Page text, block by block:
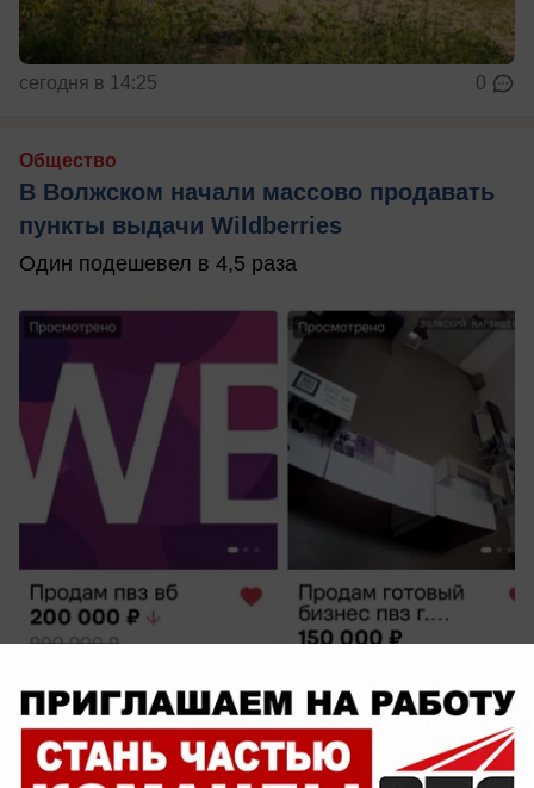
сегодня в 14:25 0
Общество
В Волжском начали массово продавать
пункты выдачи Wildberries
Один подешевел в 4,5 раза
Общество